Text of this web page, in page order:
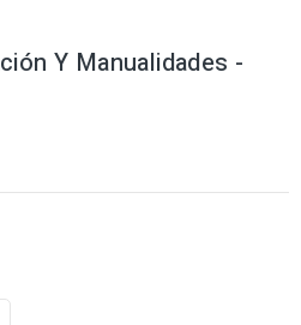
Y Manualidades -